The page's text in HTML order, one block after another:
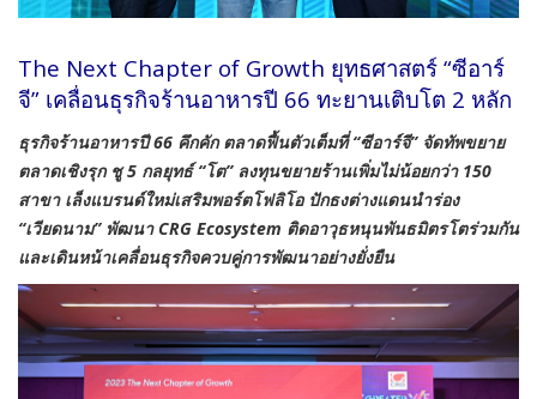
The Next Chapter of Growth ยุทธศาสตร์ “ซีอาร์
จี” เคลื่อนธุรกิจร้านอาหารปี 66 ทะยานเติบโต 2 หลัก
ธุรกิจร้านอาหารปี 66 คึกคัก ตลาดฟื้นตัวเต็มที่ “ซีอาร์จี” จัดทัพขยาย
ตลาดเชิงรุก ชู 5 กลยุทธ์ “โต” ลงทุนขยายร้านเพิ่มไม่น้อยกว่า 150
สาขา เล็งแบรนด์ใหม่เสริมพอร์ตโฟลิโอ ปักธงต่างแดนนำร่อง
“เวียดนาม” พัฒนา CRG Ecosystem ติดอาวุธหนุนพันธมิตรโตร่วมกัน
และเดินหน้าเคลื่อนธุรกิจควบคู่การพัฒนาอย่างยั่งยืน